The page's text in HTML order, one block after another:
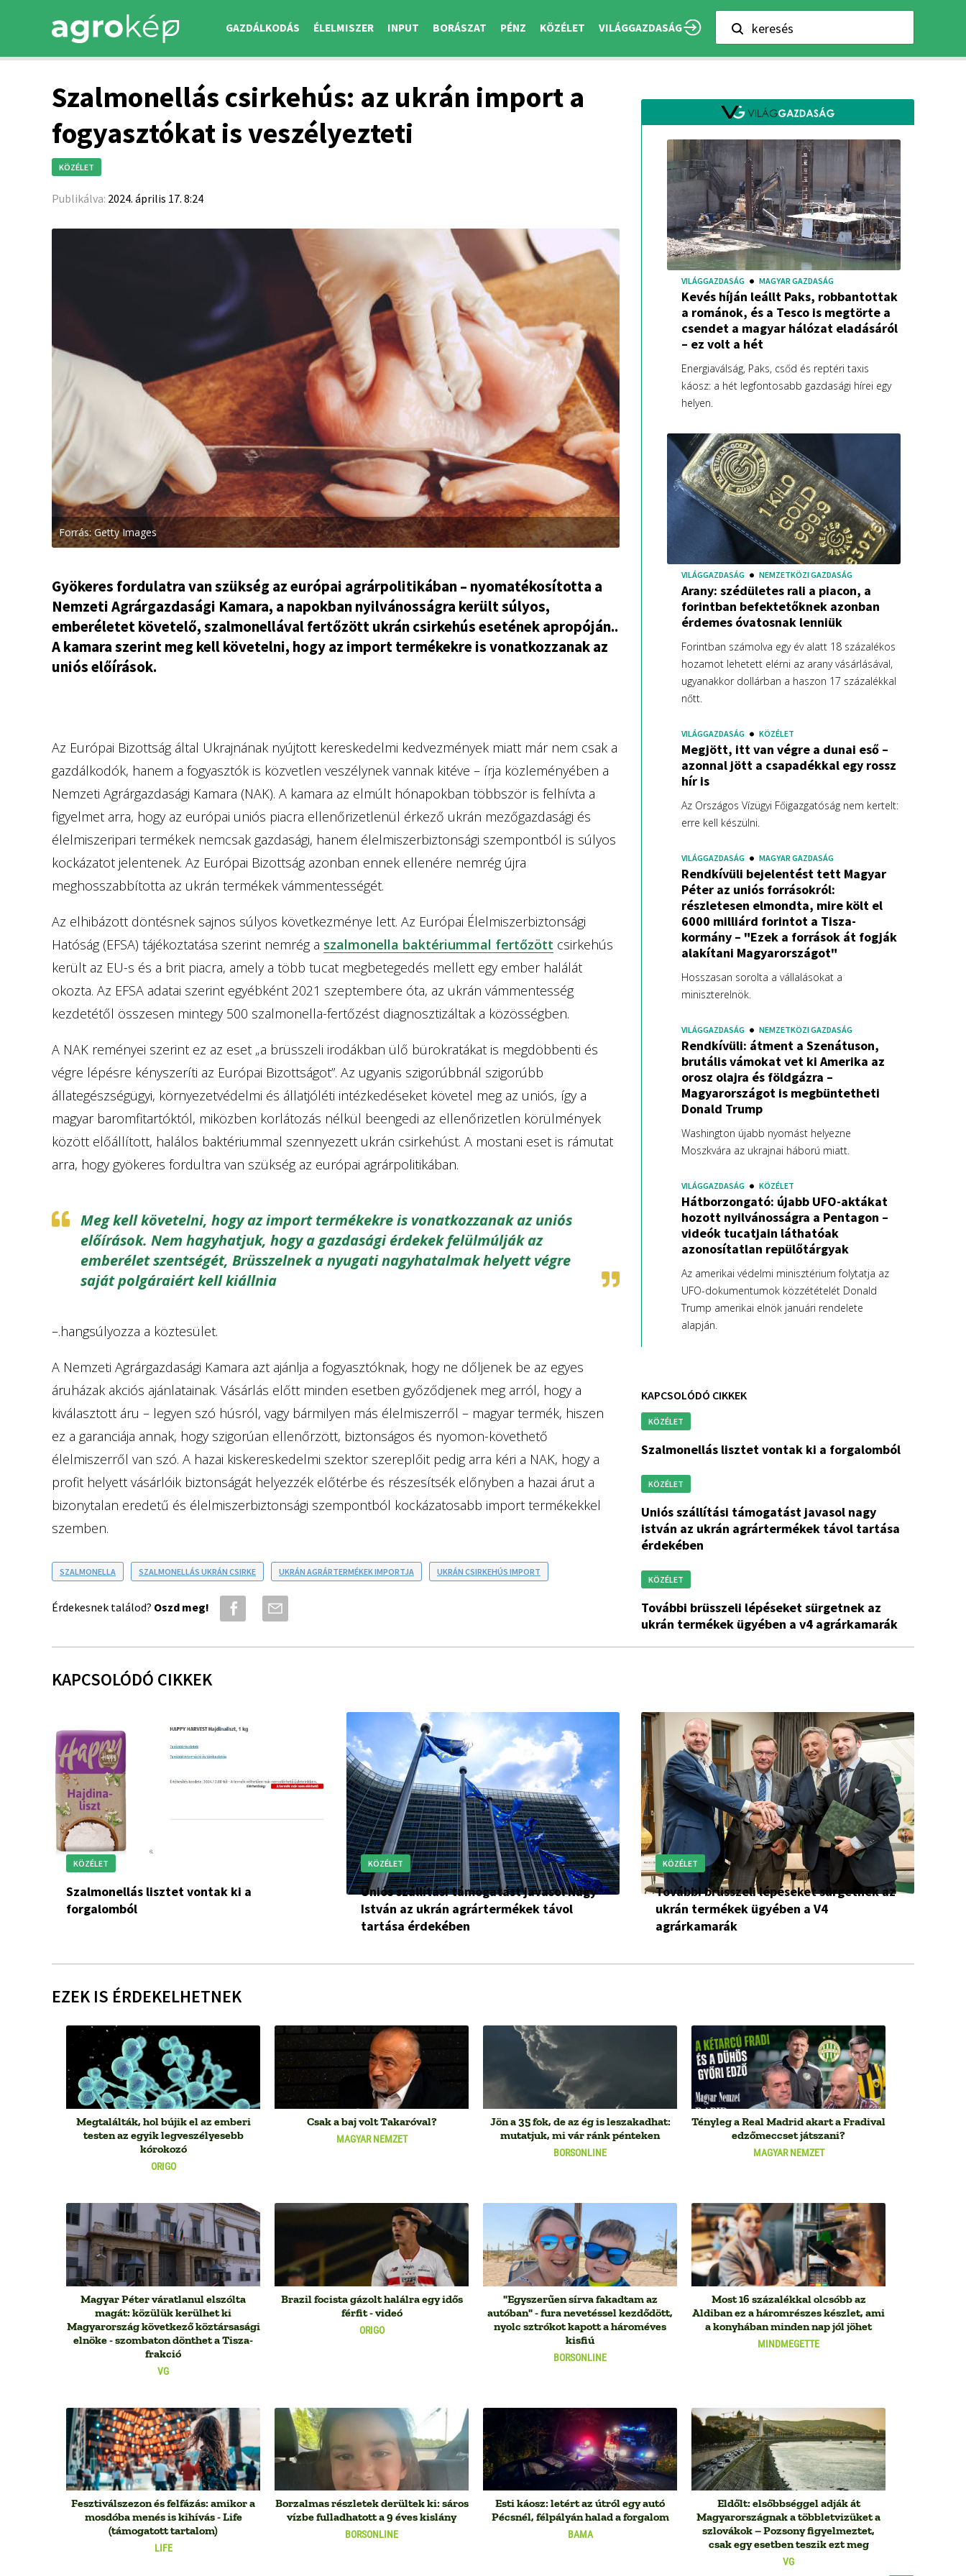
GAZDÁLKODÁS ÉLELMISZER INPUT BORÁSZAT PÉNZ KÖZÉLET VILÁGGAZDASÁG keresés
Szalmonellás csirkehús: az ukrán import a
fogyasztókat is veszélyezteti
KÖZÉLET
Publikálva: 2024. április 17. 8:24
Forrás: Getty Images
Gyökeres fordulatra van szükség az európai agrárpolitikában – nyomatékosította a
Nemzeti Agrárgazdasági Kamara, a napokban nyilvánosságra került súlyos,
emberéletet követelő, szalmonellával fertőzött ukrán csirkehús esetének apropóján..
A kamara szerint meg kell követelni, hogy az import termékekre is vonatkozzanak az
uniós előírások.
Az Európai Bizottság által Ukrajnának nyújtott kereskedelmi kedvezmények miatt már nem csak a
gazdálkodók, hanem a fogyasztók is közvetlen veszélynek vannak kitéve – írja közleményében a
Nemzeti Agrárgazdasági Kamara (NAK). A kamara az elmúlt hónapokban többször is felhívta a
figyelmet arra, hogy az európai uniós piacra ellenőrizetlenül érkező ukrán mezőgazdasági és
élelmiszeripari termékek nemcsak gazdasági, hanem élelmiszerbiztonsági szempontból is súlyos
kockázatot jelentenek. Az Európai Bizottság azonban ennek ellenére nemrég újra
meghosszabbította az ukrán termékek vámmentességét.
Az elhibázott döntésnek sajnos súlyos következménye lett. Az Európai Élelmiszerbiztonsági
Hatóság (EFSA) tájékoztatása szerint nemrég a szalmonella baktériummal fertőzött csirkehús
került az EU-s és a brit piacra, amely a több tucat megbetegedés mellett egy ember halálát
okozta. Az EFSA adatai szerint egyébként 2021 szeptembere óta, az ukrán vámmentesség
kezdetétől összesen mintegy 500 szalmonella-fertőzést diagnosztizáltak a közösségben.
A NAK reményei szerint ez az eset „a brüsszeli irodákban ülő bürokratákat is megdöbbenti és
végre lépésre kényszeríti az Európai Bizottságot”. Az ugyanis szigorúbbnál szigorúbb
állategészségügyi, környezetvédelmi és állatjóléti intézkedéseket követel meg az uniós, így a
magyar baromfitartóktól, miközben korlátozás nélkül beengedi az ellenőrizetlen körülmények
között előállított, halálos baktériummal szennyezett ukrán csirkehúst. A mostani eset is rámutat
arra, hogy gyökeres fordultra van szükség az európai agrárpolitikában.
Meg kell követelni, hogy az import termékekre is vonatkozzanak az uniós
előírások. Nem hagyhatjuk, hogy a gazdasági érdekek felülmúlják az
emberélet szentségét, Brüsszelnek a nyugati nagyhatalmak helyett végre
saját polgáraiért kell kiállnia
–.hangsúlyozza a köztesület.
A Nemzeti Agrárgazdasági Kamara azt ajánlja a fogyasztóknak, hogy ne dőljenek be az egyes
áruházak akciós ajánlatainak. Vásárlás előtt minden esetben győződjenek meg arról, hogy a
kiválasztott áru – legyen szó húsról, vagy bármilyen más élelmiszerről – magyar termék, hiszen
ez a garanciája annak, hogy szigorúan ellenőrzött, biztonságos és nyomon-követhető
élelmiszerről van szó. A hazai kiskereskedelmi szektor szereplőit pedig arra kéri a NAK, hogy a
profit helyett vásárlóik biztonságát helyezzék előtérbe és részesítsék előnyben a hazai árut a
bizonytalan eredetű és élelmiszerbiztonsági szempontból kockázatosabb import termékekkel
szemben.
SZALMONELLA SZALMONELLÁS UKRÁN CSIRKE UKRÁN AGRÁRTERMÉKEK IMPORTJA UKRÁN CSIRKEHÚS IMPORT
Érdekesnek találod? Oszd meg!
VILÁGGAZDASÁG MAGYAR GAZDASÁG
Kevés híján leállt Paks, robbantottak
a románok, és a Tesco is megtörte a
csendet a magyar hálózat eladásáról
– ez volt a hét
Energiaválság, Paks, csőd és reptéri taxis
káosz: a hét legfontosabb gazdasági hírei egy
helyen.
VILÁGGAZDASÁG NEMZETKÖZI GAZDASÁG
Arany: szédületes rali a piacon, a
forintban befektetőknek azonban
érdemes óvatosnak lenniük
Forintban számolva egy év alatt 18 százalékos
hozamot lehetett elérni az arany vásárlásával,
ugyanakkor dollárban a haszon 17 százalékkal
nőtt.
VILÁGGAZDASÁG KÖZÉLET
Megjött, itt van végre a dunai eső –
azonnal jött a csapadékkal egy rossz
hír is
Az Országos Vízügyi Főigazgatóság nem kertelt:
erre kell készülni.
VILÁGGAZDASÁG MAGYAR GAZDASÁG
Rendkívüli bejelentést tett Magyar
Péter az uniós forrásokról:
részletesen elmondta, mire költ el
6000 milliárd forintot a Tisza-
kormány – "Ezek a források át fogják
alakítani Magyarországot"
Hosszasan sorolta a vállalásokat a
miniszterelnök.
VILÁGGAZDASÁG NEMZETKÖZI GAZDASÁG
Rendkívüli: átment a Szenátuson,
brutális vámokat vet ki Amerika az
orosz olajra és földgázra –
Magyarországot is megbüntetheti
Donald Trump
Washington újabb nyomást helyezne
Moszkvára az ukrajnai háború miatt.
VILÁGGAZDASÁG KÖZÉLET
Hátborzongató: újabb UFO-aktákat
hozott nyilvánosságra a Pentagon –
videók tucatjain láthatóak
azonosítatlan repülőtárgyak
Az amerikai védelmi minisztérium folytatja az
UFO-dokumentumok közzétételét Donald
Trump amerikai elnök januári rendelete
alapján.
KAPCSOLÓDÓ CIKKEK
KÖZÉLET
szalmonellás lisztet vontak ki a forgalomból
KÖZÉLET
uniós szállítási támogatást javasol nagy
istván az ukrán agrártermékek távol tartása
érdekében
KÖZÉLET
további brüsszeli lépéseket sürgetnek az
ukrán termékek ügyében a v4 agrárkamarák
KAPCSOLÓDÓ CIKKEK
KÖZÉLET
Szalmonellás lisztet vontak ki a
forgalomból
KÖZÉLET
Uniós szállítási támogatást javasol Nagy
István az ukrán agrártermékek távol
tartása érdekében
KÖZÉLET
További brüsszeli lépéseket sürgetnek az
ukrán termékek ügyében a V4
agrárkamarák
EZEK IS ÉRDEKELHETNEK
ORIGO
Megtalálták, hol bújik el az emberi
testen az egyik legveszélyesebb
kórokozó
MAGYAR NEMZET
Csak a baj volt Takaróval?
BORSONLINE
Jön a 35 fok, de az ég is leszakadhat:
mutatjuk, mi vár ránk pénteken
MAGYAR NEMZET
Tényleg a Real Madrid akart a Fradival
edzőmeccset játszani?
VG
Magyar Péter váratlanul elszólta
magát: közülük kerülhet ki
Magyarország következő köztársasági
elnöke - szombaton dönthet a Tisza-
frakció
ORIGO
Brazil focista gázolt halálra egy idős
férfit - videó
BORSONLINE
"Egyszerűen sírva fakadtam az
autóban" - fura nevetéssel kezdődött,
nyolc sztrókot kapott a hároméves
kisfiú
MINDMEGETTE
Most 16 százalékkal olcsóbb az
Aldiban ez a háromrészes készlet, ami
a konyhában minden nap jól jöhet
LIFE
Fesztiválszezon és felfázás: amikor a
mosdóba menés is kihívás - Life
(támogatott tartalom)
BORSONLINE
Borzalmas részletek derültek ki: sáros
vízbe fulladhatott a 9 éves kislány
BAMA
Esti káosz: letért az útról egy autó
Pécsnél, félpályán halad a forgalom
VG
Eldőlt: elsőbbséggel adják át
Magyarországnak a többletvizüket a
szlovákok – Pozsony figyelmeztet,
csak egy esetben teszik ezt meg